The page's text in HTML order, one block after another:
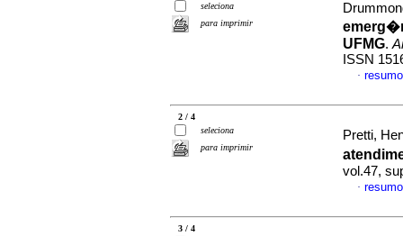
seleciona
para imprimir
UFMG.
ISSN
·
2 / 4
seleciona
para imprimir
Pretti,
vol.47,
·
3 / 4